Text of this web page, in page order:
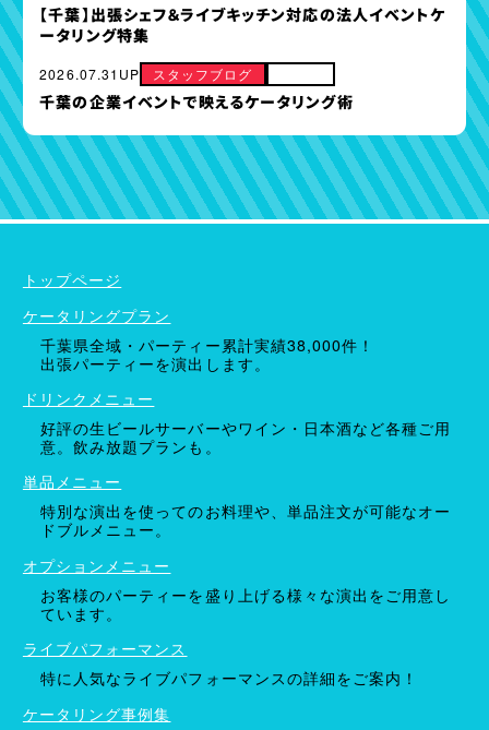
【千葉】出張シェフ＆ライブキッチン対応の法人イベントケ
ータリング特集
2026.07.31UP スタッフブログ
千葉の企業イベントで映えるケータリング術
ケータリングプラン
ドリンクメニュー
単品オプション
トップページ
ケータリングプラン
千葉県全域・パーティー累計実績38,000件！
出張パーティーを演出します。
ドリンクメニュー
好評の生ビールサーバーやワイン・日本酒など各種ご用
意。飲み放題プランも。
単品メニュー
特別な演出を使ってのお料理や、単品注文が可能なオー
ドブルメニュー。
オプションメニュー
お客様のパーティーを盛り上げる様々な演出をご用意し
ています。
ライブパフォーマンス
特に人気なライブパフォーマンスの詳細をご案内！
ケータリング事例集